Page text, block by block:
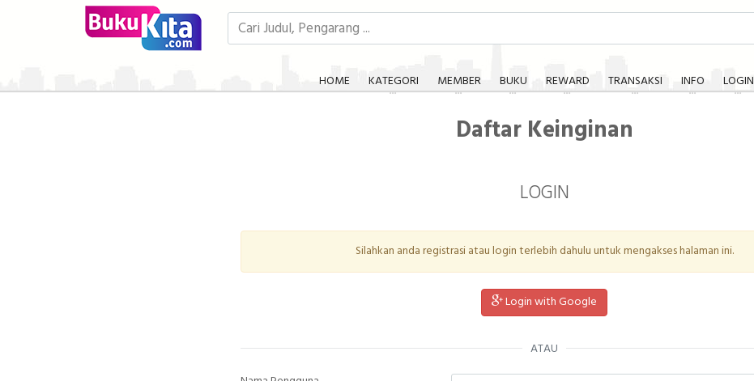
HOME KATEGORI MEMBER BUKU REWARD TRANSAKSI INFO LOGIN
Daftar Keinginan
LOGIN
Silahkan anda registrasi atau login terlebih dahulu untuk mengakses halaman ini.
Login with Google
ATAU